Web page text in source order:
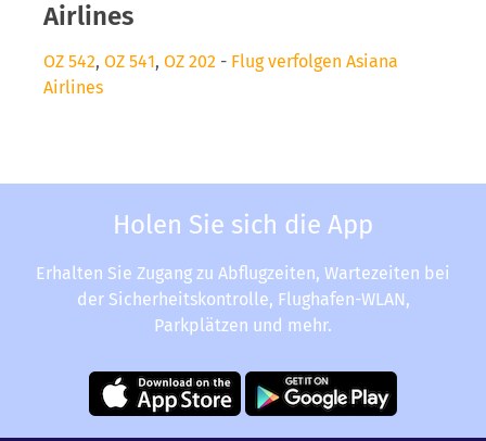
Airlines
OZ 542, OZ 541, OZ 202 - Flug verfolgen Asiana
Airlines
Holen Sie sich die App
Erhalten Sie Zugang zu Abflugzeiten, Wartezeiten bei
der Sicherheitskontrolle, Flughafen-WLAN,
Parkplätzen und mehr.